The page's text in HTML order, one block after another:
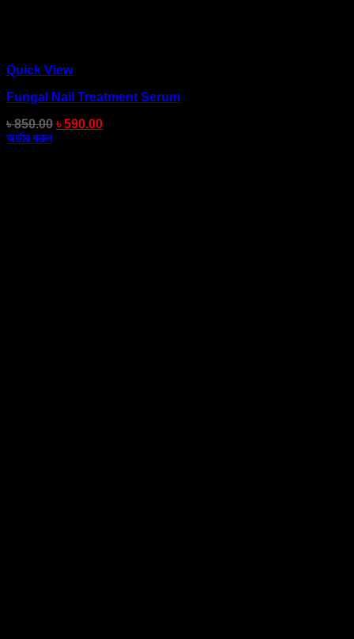
Quick View
Fungal Nail Treatment Serum
৳850.00 ৳590.00
অর্ডার করুন